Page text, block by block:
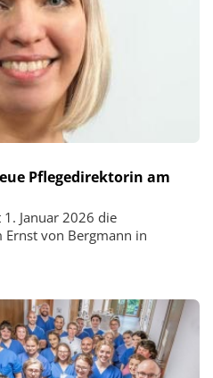
Pflegedirektorin am
Januar 2026 die
von Bergmann in